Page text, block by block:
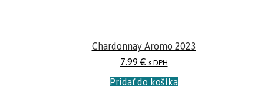
Chardonnay Aromo 2023
7.99 € s DPH
Pridať do košíka